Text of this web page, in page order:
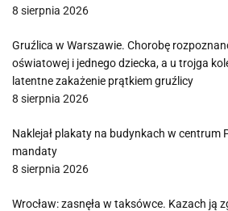
8 sierpnia 2026
Gruźlica w Warszawie. Chorobę
oświatowej i jednego dziecka, a u trojga
latentne zakażenie prątkiem gruźlicy
8 sierpnia 2026
Naklejał plakaty na budynkach w centrum
mandaty
8 sierpnia 2026
Wrocław: zasnęła w taksówce. Kazach ją